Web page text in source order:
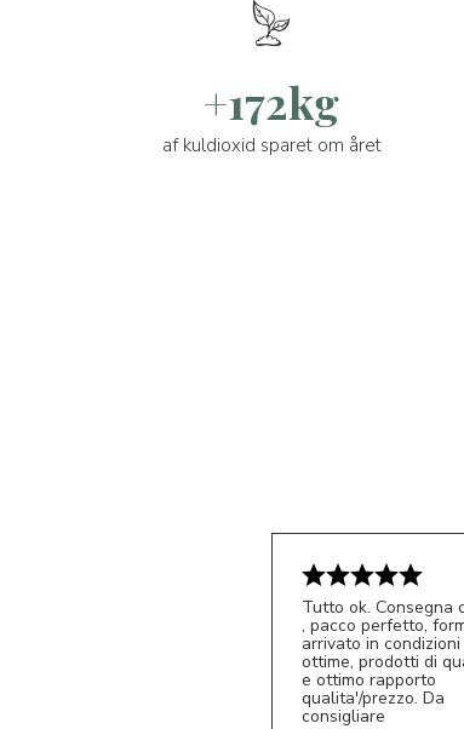
+172kg
af kuldioxid sparet om året
Tutto ok. Consegna
, pacco perfetto,
arrivato in condizioni
ottime, prodotti di
e ottimo rapporto
qualita'/prezzo. Da
consigliare